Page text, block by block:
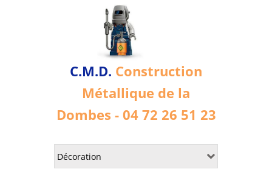
C.M.D. Construction
Métallique de la
Dombes - 04 72 26 51 23